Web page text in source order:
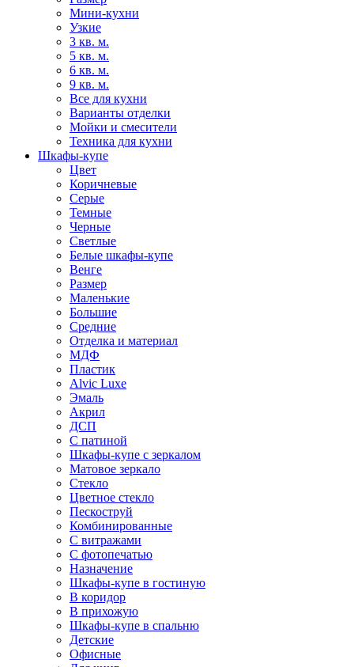
Мини-кухни
Узкие
3 кв. м.
5 кв. м.
6 кв. м.
9 кв. м.
Все для кухни
Варианты отделки
Мойки и смесители
Техника для кухни
Шкафы-купе
Цвет
Коричневые
Серые
Темные
Черные
Светлые
Белые шкафы-купе
Венге
Размер
Маленькие
Большие
Средние
Отделка и материал
МДФ
Пластик
Alvic Luxe
Эмаль
Акрил
ДСП
С патиной
Шкафы-купе с зеркалом
Матовое зеркало
Стекло
Цветное стекло
Пескоструй
Комбинированные
С витражами
С фотопечатью
Назначение
Шкафы-купе в гостиную
В коридор
В прихожую
Шкафы-купе в спальню
Детские
Офисные